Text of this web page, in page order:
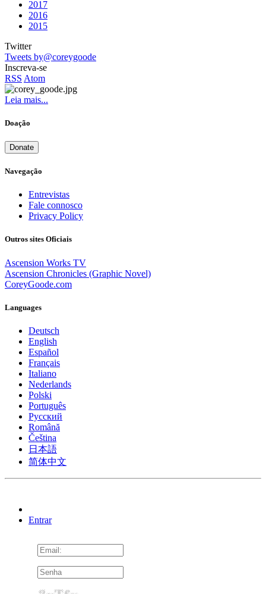
2017
2016
2015
Twitter
Tweets by@coreygoode
Inscreva-se
RSS Atom
Leia mais...
Doação
Donate
Navegação
Entrevistas
Fale connosco
Privacy Policy
Outros sites Oficiais
Ascension Works TV
Ascension Chronicles (Graphic Novel)
CoreyGoode.com
Languages
Deutsch
English
Español
Français
Italiano
Nederlands
Polski
Português
Pусский
Română
Čeština
日本語
简体中文
Entrar